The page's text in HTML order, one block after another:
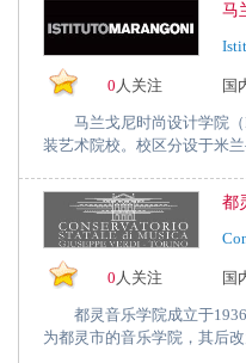
马
0 人关注 国
马兰戈尼时尚设计学院（
装艺术院校。校区分设于米
都
0 人关注 国
都灵音乐学院成立于1936
为都灵市的音乐学院，其后